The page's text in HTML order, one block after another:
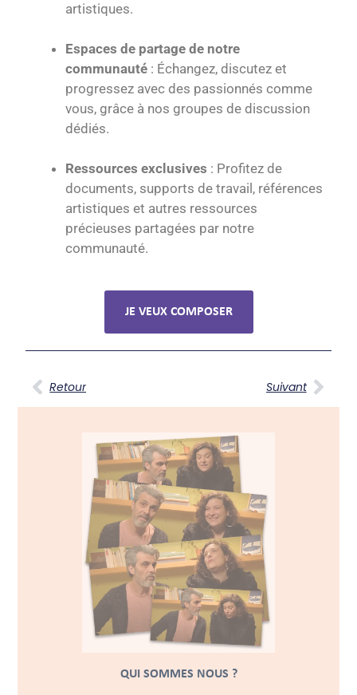
artistiques.
Espaces de partage de notre
communauté : Échangez, discutez et
progressez avec des passionnés comme
vous, grâce à nos groupes de discussion
dédiés.
Ressources exclusives : Profitez de
documents, supports de travail, références
artistiques et autres ressources
précieuses partagées par notre
communauté.
JE VEUX COMPOSER
Retour Suivant
QUI SOMMES NOUS ?